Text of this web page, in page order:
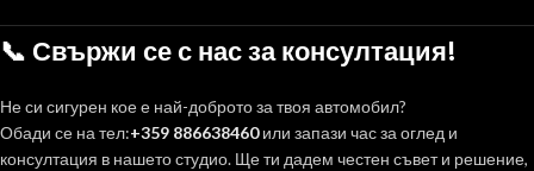
📞 Свържи се с нас за консултация!
Не си сигурен кое е най-доброто за твоя автомобил?
Обади се на тел:+359 886638460или запази час за оглед и
консултация в нашето студио. Ще ти дадем честен съвет и решение,